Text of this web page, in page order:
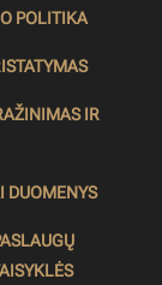
POLITIKA
IR
DUOMENYS